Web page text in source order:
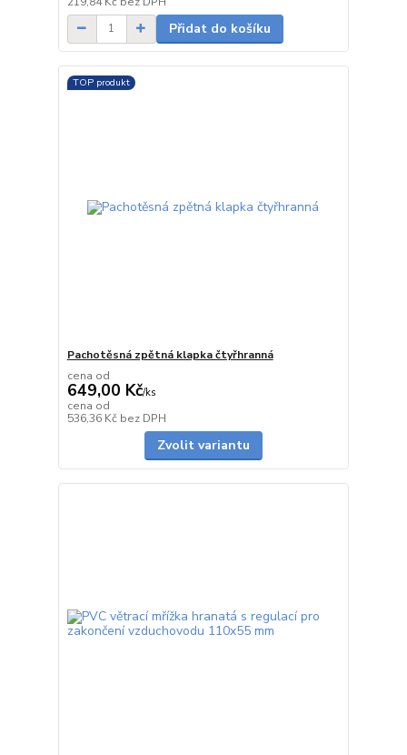
Přidat do košíku
TOP produkt
Pachotěsná zpětná klapka čtyřhranná
cena od
649,00 Kč/ks
cena od
536,36 Kč bez DPH
Zvolit variantu